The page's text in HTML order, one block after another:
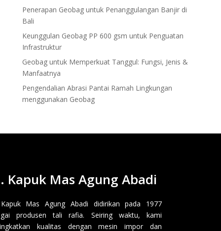
Penerapan Geobag untuk Penanggulangan Banjir di
Bali
Keunggulan Geobag PP 600 gsm untuk Penguatan
Infrastruktur
Geobag untuk Memperkuat Tanggul: Fungsi, Jenis &
Manfaatnya
Pengendalian Abrasi Pantai Ramah Lingkungan
menggunakan Geobag
Kapuk Mas Agung Abadi
Mas Agung Abadi didirikan pada 1977
produsen tali rafia. Seiring waktu, kami
kualitas dengan mesin impor dan